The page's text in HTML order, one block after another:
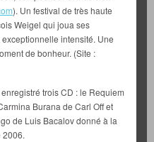
). Un festival de très haute
Weigel qui joua ses
intensité. Une
de bonheur. (Site :
trois CD : le Requiem
Burana de Carl Off et
de Luis Bacalov donné à la
2006.